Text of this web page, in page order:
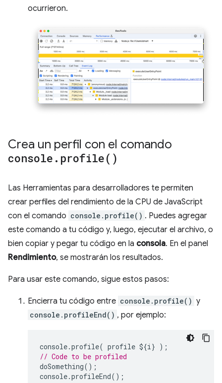
ocurrieron.
Crea un perfil con el comando
console . profile( )
Las Herramientas para desarrolladores te permiten
crear perfiles del rendimiento de la CPU de JavaScript
con el comando console.profile() . Puedes agregar
este comando a tu código y, luego, ejecutar el archivo, o
bien copiar y pegar tu código en la consola. En el panel
Rendimiento, se mostrarán los resultados.
Para usar este comando, sigue estos pasos:
Encierra tu código entre console.profile() y
console.profileEnd() , por ejemplo:
console.profile( profile ${i} );
// Code to be profiled
doSomething();
console.profileEnd();